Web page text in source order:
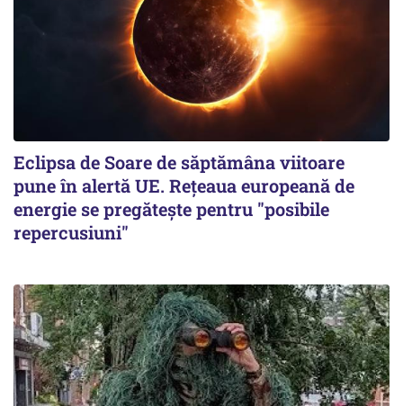
Eclipsa de Soare de săptămâna viitoare
pune în alertă UE. Rețeaua europeană de
energie se pregătește pentru "posibile
repercusiuni"